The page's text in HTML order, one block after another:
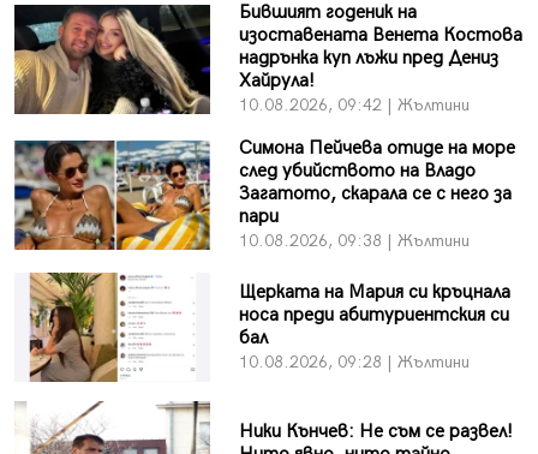
Бившият годеник на
изоставената Венета Костова
надрънка куп лъжи пред Дениз
Хайрула!
10.08.2026, 09:42 | Жълтини
Симона Пейчева отиде на море
след убийството на Владо
Загатото, скарала се с него за
пари
10.08.2026, 09:38 | Жълтини
Щерката на Мария си кръцнала
носа преди абитуриентския си
бал
10.08.2026, 09:28 | Жълтини
Ники Кънчев: Не съм се развел!